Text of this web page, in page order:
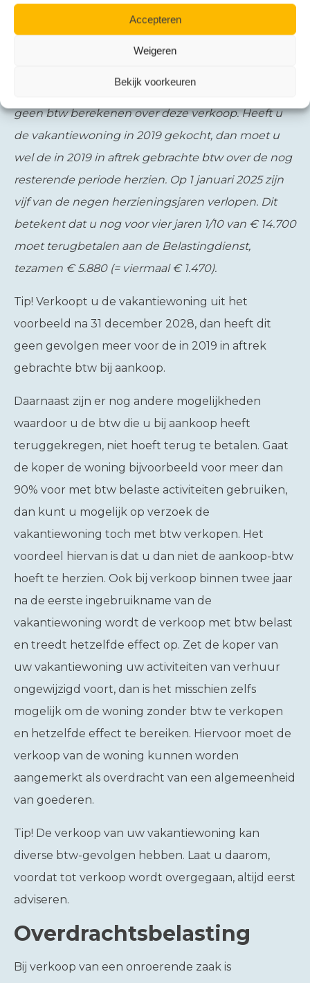
Accepteren
Weigeren
Bekijk voorkeuren
Op 1 januari 2025 verkoopt u de vakantiewoning
eigen gebruik. Volgens de wettelijke regels kunt u
geen btw berekenen over deze verkoop. Heeft u
de vakantiewoning in 2019 gekocht, dan moet u
wel de in 2019 in aftrek gebrachte btw over de nog
resterende periode herzien. Op 1 januari 2025 zijn
vijf van de negen herzieningsjaren verlopen. Dit
betekent dat u nog voor vier jaren 1/10 van € 14.700
moet terugbetalen aan de Belastingdienst,
tezamen € 5.880 (= viermaal € 1.470).
Tip! Verkoopt u de vakantiewoning uit het
voorbeeld na 31 december 2028, dan heeft dit
geen gevolgen meer voor de in 2019 in aftrek
gebrachte btw bij aankoop.
Daarnaast zijn er nog andere mogelijkheden
waardoor u de btw die u bij aankoop heeft
teruggekregen, niet hoeft terug te betalen. Gaat
de koper de woning bijvoorbeeld voor meer dan
90% voor met btw belaste activiteiten gebruiken,
dan kunt u mogelijk op verzoek de
vakantiewoning toch met btw verkopen. Het
voordeel hiervan is dat u dan niet de aankoop-btw
hoeft te herzien. Ook bij verkoop binnen twee jaar
na de eerste ingebruikname van de
vakantiewoning wordt de verkoop met btw belast
en treedt hetzelfde effect op. Zet de koper van
uw vakantiewoning uw activiteiten van verhuur
ongewijzigd voort, dan is het misschien zelfs
mogelijk om de woning zonder btw te verkopen
en hetzelfde effect te bereiken. Hiervoor moet de
verkoop van de woning kunnen worden
aangemerkt als overdracht van een algemeenheid
van goederen.
Tip! De verkoop van uw vakantiewoning kan
diverse btw-gevolgen hebben. Laat u daarom,
voordat tot verkoop wordt overgegaan, altijd eerst
adviseren.
Overdrachtsbelasting
Bij verkoop van een onroerende zaak is